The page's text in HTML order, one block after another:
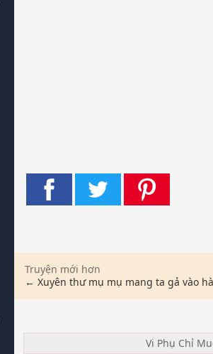
Truyện mới hơn
← Xuyên thư mụ mụ mang ta gả vào
Vi Phụ Chỉ